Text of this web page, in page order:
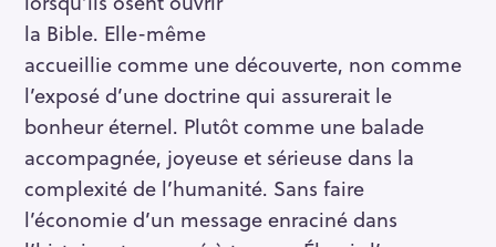
la Bible. Elle-même
accueillie comme une découverte, non comme
l’exposé d’une doctrine qui assurerait le
bonheur éternel. Plutôt comme une balade
accompagnée, joyeuse et sérieuse dans la
complexité de l’humanité. Sans faire
l’économie d’un message enraciné dans